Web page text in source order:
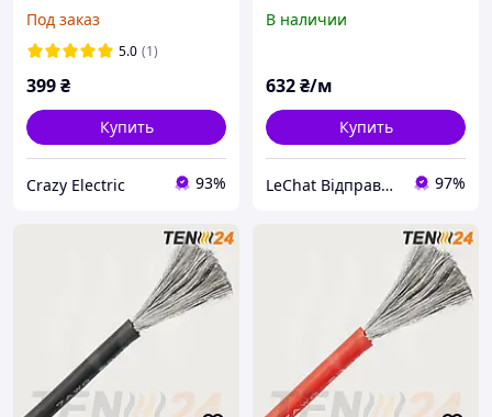
силиконовый кабель |
Набор 5 цветов по 10 м
Под заказ
5.0 (1)
399₴
Купить
Crazy Electric 93%
В наличии
632₴/м
Купить
LeChat Відправка від 1 до 5 днів! На деякі товари може бути передплата! 97%